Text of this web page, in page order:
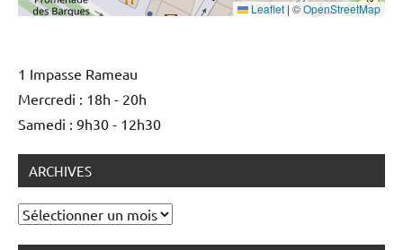
Leaflet | ©OpenStreetMap
1 Impasse Rameau
Mercredi : 18h - 20h
Samedi : 9h30 - 12h30
ARCHIVES
Archives